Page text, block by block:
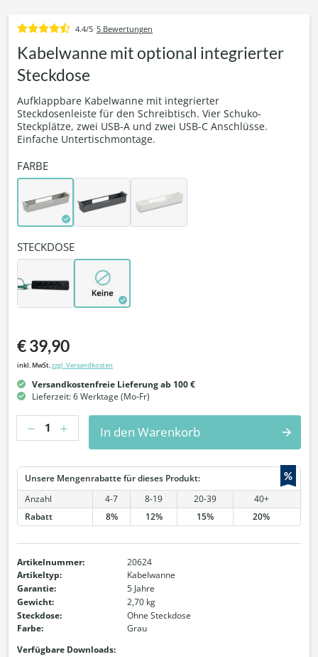
4.4/5 5 Bewertungen
Kabelwanne mit optional integrierter
Steckdose
Aufklappbare Kabelwanne mit integrierter
Steckdosenleiste für den Schreibtisch. Vier Schuko-
Steckplätze, zwei USB-A und zwei USB-C Anschlüsse.
Einfache Untertischmontage.
FARBE
STECKDOSE
€ 39,90
inkl. MwSt.zzgl. Versandkosten
Versandkostenfreie Lieferung ab 100 €
Lieferzeit: 6 Werktage (Mo-Fr)
Anzahl
In den Warenkorb
%
Unsere Mengenrabatte für dieses Produkt:
Anzahl
4-7 8-19 20-39
40+
Rabatt
8% 12% 15% 20%
Artikelnummer:
20624
Artikeltyp:
Kabelwanne
Garantie:
5 Jahre
Gewicht:
2,70 kg
Steckdose:
Ohne Steckdose
Farbe:
Grau
Verfügbare Downloads: